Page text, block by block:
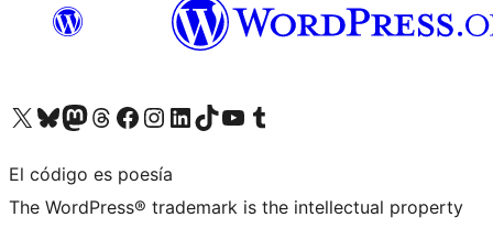
Visita nuestra cuenta de X (anteriormente Twitter)
Visita nuestra cuenta de Bluesky
Visita nuestra cuenta de Mastodon
Visita nuestra cuenta de Threads
Visita nuestra página de Facebook
Visita nuestra cuenta de Instagram
Visita nuestra cuenta de LinkedIn
Visita nuestra cuenta de TikTok
Visita nuestro canal de YouTube
Visita nuestra cuenta de Tumblr
El código es poesía
The WordPress® trademark is the intellectual property